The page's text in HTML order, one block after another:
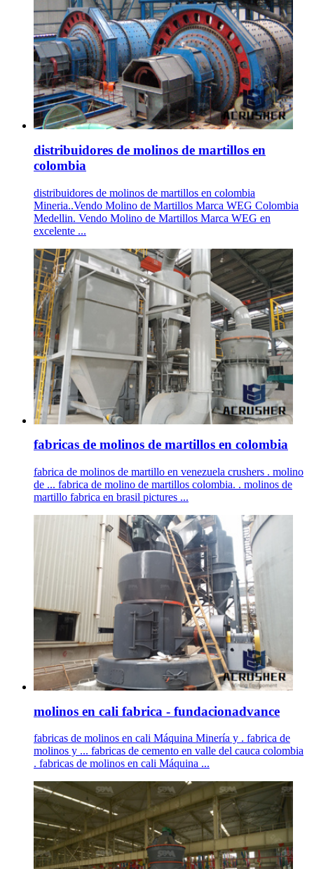
distribuidores de molinos de martillos en
colombia
distribuidores de molinos de martillos en colombia
Mineria..Vendo Molino de Martillos Marca WEG Colombia
Medellin. Vendo Molino de Martillos Marca WEG en
excelente ...
fabricas de molinos de martillos en colombia
fabrica de molinos de martillo en venezuela crushers . molino
de ... fabrica de molino de martillos colombia. . molinos de
martillo fabrica en brasil pictures ...
molinos en cali fabrica - fundacionadvance
fabricas de molinos en cali Máquina Minería y . fabrica de
molinos y ... fabricas de cemento en valle del cauca colombia
. fabricas de molinos en cali Máquina ...